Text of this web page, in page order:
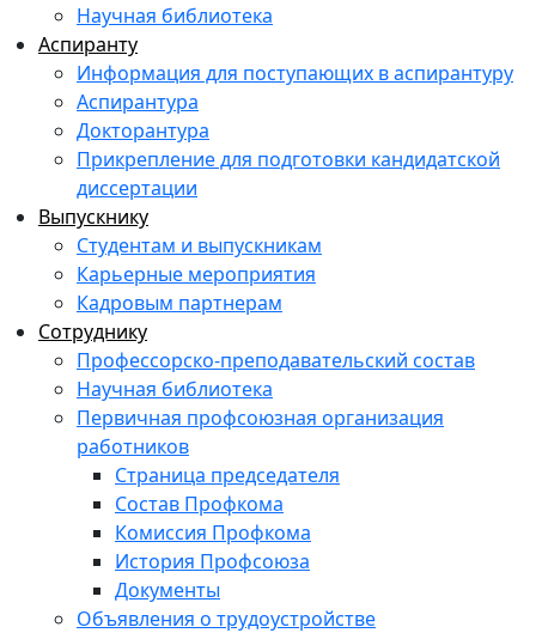
Научная библиотека
Аспиранту
Информация для поступающих в аспирантуру
Аспирантура
Докторантура
Прикрепление для подготовки кандидатской
диссертации
Выпускнику
Студентам и выпускникам
Карьерные мероприятия
Кадровым партнерам
Сотруднику
Профессорско-преподавательский состав
Научная библиотека
Первичная профсоюзная организация
работников
Страница председателя
Состав Профкома
Комиссия Профкома
История Профсоюза
Документы
Объявления о трудоустройстве